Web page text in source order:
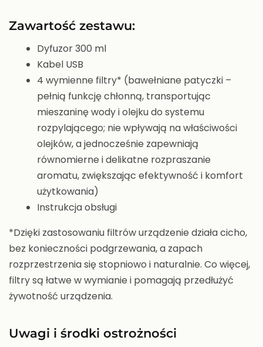
Zawartość zestawu:
Dyfuzor 300 ml
Kabel USB
4 wymienne filtry* (bawełniane patyczki –
pełnią funkcję chłonną, transportując
mieszaninę wody i olejku do systemu
rozpylającego; nie wpływają na właściwości
olejków, a jednocześnie zapewniają
równomierne i delikatne rozpraszanie
aromatu, zwiększając efektywność i komfort
użytkowania)
Instrukcja obsługi
*Dzięki zastosowaniu filtrów urządzenie działa cicho,
bez konieczności podgrzewania, a zapach
rozprzestrzenia się stopniowo i naturalnie. Co więcej,
filtry są łatwe w wymianie i pomagają przedłużyć
żywotność urządzenia.
Uwagi i środki ostrożności